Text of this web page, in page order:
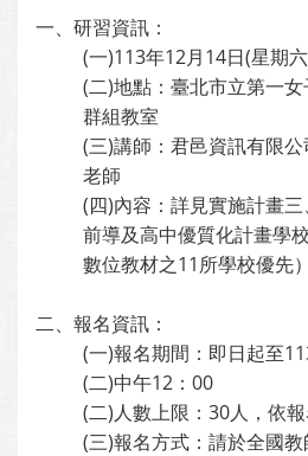
一、研習資訊：
(一)113年12月14日(星期
(二)地點：臺北市立第一
群組教室
(三)講師：君邑資訊有限
老師
(四)內容：詳見實施計畫
前導及高中優質化計畫學
數位教材之11所學校優先）
二、報名資訊：
(一)報名期間：即日起至
(二)中午12：00
(二)人數上限：30人，依報
(三)報名方式：請於全國